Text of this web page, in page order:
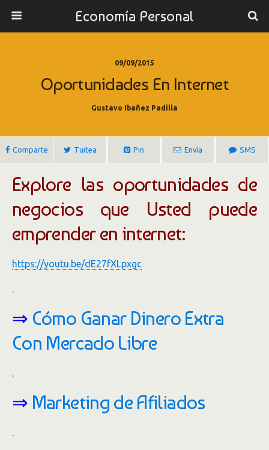
Economía Personal
09/09/2015
Oportunidades En Internet
Gustavo Ibañez Padilla
Comparte Tuitea Pin Envía SMS
Explore las oportunidades de
negocios que Usted puede
emprender en internet:
https://youtu.be/dE27fXLpxgc
.
⇒ Cómo Ganar Dinero Extra
Con Mercado Libre
.
⇒ Marketing de Afiliados
.